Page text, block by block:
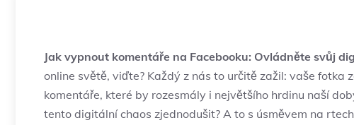
Jak vypnout komentáře na Facebooku: Ovládněte svůj
online světě, viďte? Každý z nás to určitě zažil: vaše fotka
komentáře, které by rozesmály i největšího hrdinu naší
tento digitální chaos zjednodušit? A to s úsměvem na